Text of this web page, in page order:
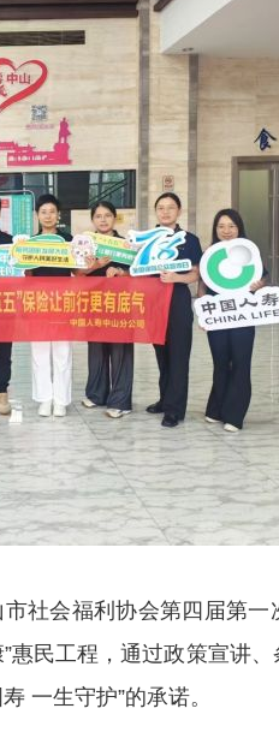
社会福利协会第四届第一
惠民工程，通过政策宣讲
一生守护”的承诺。